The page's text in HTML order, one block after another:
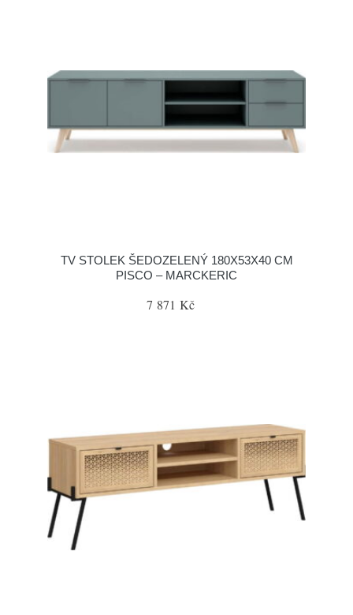
TV STOLEK ŠEDOZELENÝ 180X53X40 CM
PISCO – MARCKERIC
7 871 Kč